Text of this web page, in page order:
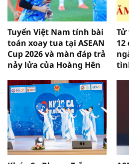
Tuyển Việt Nam tính bài
toán xoay tua tại ASEAN
Cup 2026 và màn đáp trả
nảy lửa của Hoàng Hên
Tử
12